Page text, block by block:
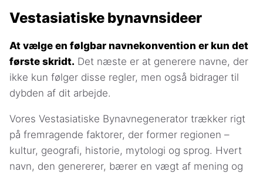
Vestasiatiske bynavnsideer
At vælge en følgbar navnekonvention er kun det
første skridt. Det næste er at generere navne, der
ikke kun følger disse regler, men også bidrager til
dybden af dit arbejde.
Vores Vestasiatiske Bynavnegenerator trækker rigt
på fremragende faktorer, der former regionen –
kultur, geografi, historie, mytologi og sprog. Hvert
navn, den genererer, bærer en vægt af mening og